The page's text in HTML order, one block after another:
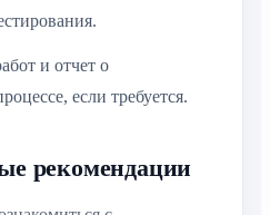
и отчет о
если требуется.
рекомендации